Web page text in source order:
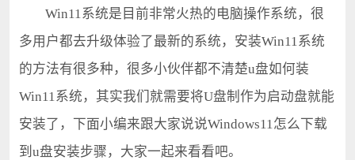
Win11系统是目前非常火热的电脑操作系统，很
多用户都去升级体验了最新的系统，安装Win11系统
的方法有很多种，很多小伙伴都不清楚u盘如何装
Win11系统，其实我们就需要将U盘制作为启动盘就能
安装了，下面小编来跟大家说说Windows11怎么下载
到u盘安装步骤，大家一起来看看吧。